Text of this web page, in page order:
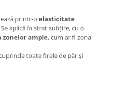
printr-o elasticitate
aplică în strat subțire, cu o
ample, cum ar fi zona
toate firele de păr și